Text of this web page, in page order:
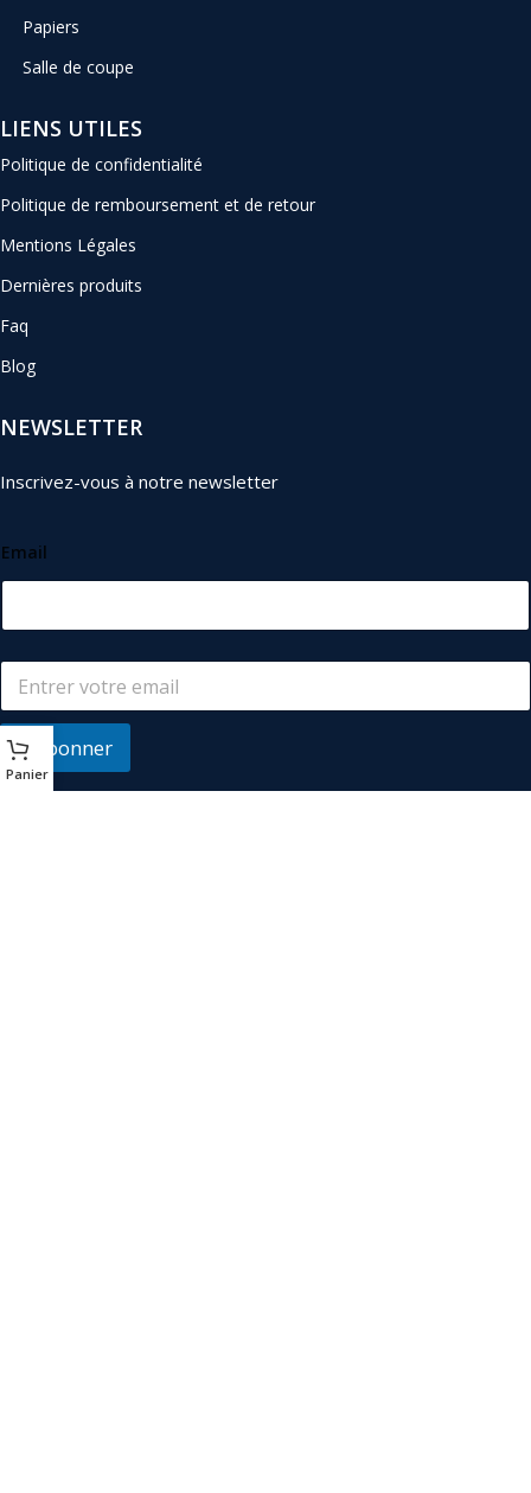
Papiers
Salle de coupe
LIENS UTILES
Politique de confidentialité
Politique de remboursement et de retour
Mentions Légales
Dernières produits
Faq
Blog
NEWSLETTER
Inscrivez-vous à notre newsletter
Email
S'abonner
Panier